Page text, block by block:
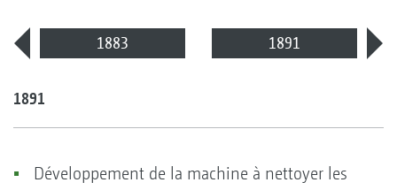
1883 1891
1891
Développement de la machine à nettoyer les